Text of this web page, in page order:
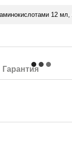
12 мл,
Гарантия